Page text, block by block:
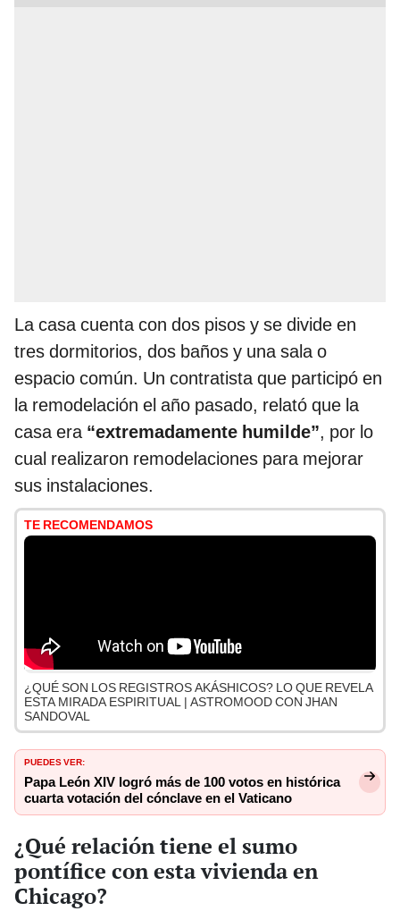
La casa cuenta con dos pisos y se divide en
tres dormitorios, dos baños y una sala o
espacio común. Un contratista que participó en
la remodelación el año pasado, relató que la
casa era “extremadamente humilde”, por lo
cual realizaron remodelaciones para mejorar
sus instalaciones.
TE RECOMENDAMOS
¿QUÉ SON LOS REGISTROS AKÁSHICOS? LO QUE REVELA
ESTA MIRADA ESPIRITUAL | ASTROMOOD CON JHAN
SANDOVAL
PUEDES VER:
Papa León XIV logró más de 100 votos en histórica
cuarta votación del cónclave en el Vaticano
¿Qué relación tiene el sumo
pontífice con esta vivienda en
Chicago?